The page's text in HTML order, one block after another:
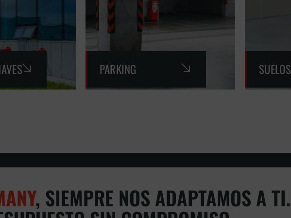
PARKING SUELOS
, SIEMPRE NOS ADAPTAMOS A TI.